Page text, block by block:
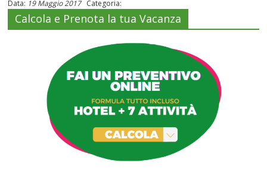
Data: 19 Maggio 2017Categoria:
Calcola e Prenota la tua Vacanza